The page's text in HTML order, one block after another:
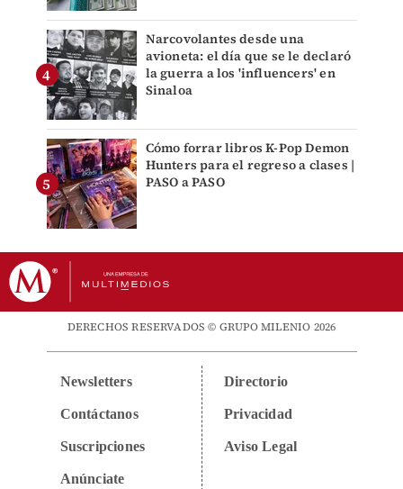
Narcovolantes desde una
avioneta: el día que se le declaró
la guerra a los 'influencers' en
Sinaloa
Cómo forrar libros K-Pop Demon
Hunters para el regreso a clases |
PASO a PASO
DERECHOS RESERVADOS © GRUPO MILENIO 2026
Newsletters
Contáctanos
Suscripciones
Anúnciate
Directorio
Privacidad
Aviso Legal